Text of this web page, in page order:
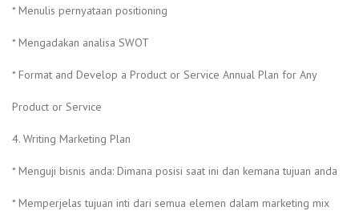
* Menulis pernyataan positioning
* Mengadakan analisa SWOT
* Format and Develop a Product or Service Annual Plan for Any
Product or Service
4. Writing Marketing Plan
* Menguji bisnis anda: Dimana posisi saat ini dan kemana tujuan anda
* Memperjelas tujuan inti dari semua elemen dalam marketing mix